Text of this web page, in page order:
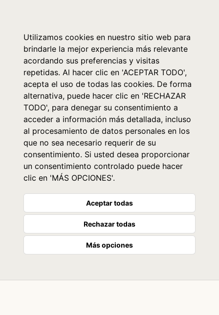
Utilizamos cookies en nuestro sitio web para
brindarle la mejor experiencia más relevante
acordando sus preferencias y visitas
repetidas. Al hacer clic en 'ACEPTAR TODO',
acepta el uso de todas las cookies. De forma
alternativa, puede hacer clic en 'RECHAZAR
TODO', para denegar su consentimiento a
acceder a información más detallada, incluso
al procesamiento de datos personales en los
que no sea necesario requerir de su
consentimiento. Si usted desea proporcionar
un consentimiento controlado puede hacer
clic en 'MÁS OPCIONES'.
Aceptar todas
Rechazar todas
Más opciones